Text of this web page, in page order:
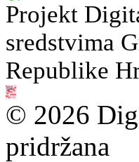
Projekt
sredstvima
Republike
© 2026
pridržana